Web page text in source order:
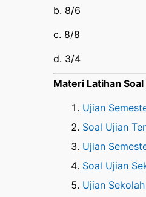
b. 8/6
c. 8/8
d. 3/4
Materi Latihan Soal
Ujian
Soal Ujian
Ujian
Soal Ujian
Ujian